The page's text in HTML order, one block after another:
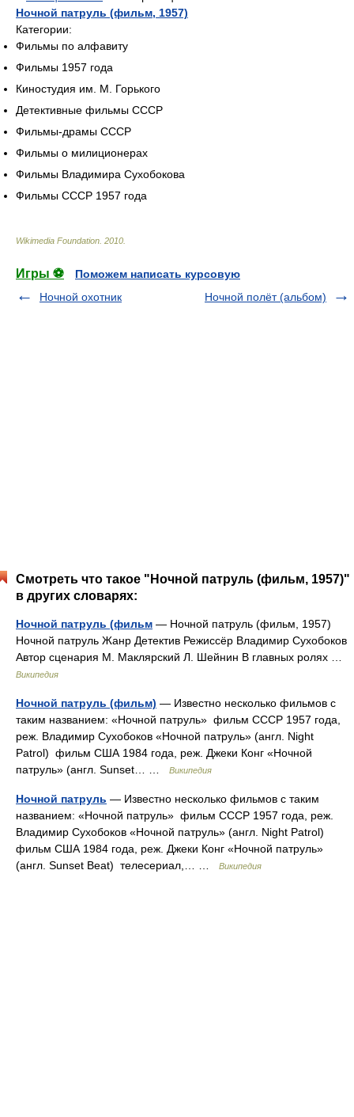
Ночной патруль (фильм, 1957)
Категории:
Фильмы по алфавиту
Фильмы 1957 года
Киностудия им. М. Горького
Детективные фильмы СССР
Фильмы-драмы СССР
Фильмы о милиционерах
Фильмы Владимира Сухобокова
Фильмы СССР 1957 года
Wikimedia Foundation 2010
Игры ⚽
Поможем написать курсовую
Ночной охотник
Ночной полёт (альбом)
Смотреть что такое "Ночной патруль (фильм, 1957)"
в других словарях:
Ночной патруль (фильм — Ночной патруль (фильм, 1957)
Ночной патруль Жанр Детектив Режиссёр Владимир Сухобоков
Автор сценария М. Маклярский Л. Шейнин В главных ролях …
Википедия
Ночной патруль (фильм) — Известно несколько фильмов с
таким названием: «Ночной патруль» фильм СССР 1957 года,
реж. Владимир Сухобоков «Ночной патруль» (англ. Night
Patrol) фильм США 1984 года, реж. Джеки Конг «Ночной
патруль» (англ. Sunset… …
Википедия
Ночной патруль — Известно несколько фильмов с таким
названием: «Ночной патруль» фильм СССР 1957 года, реж.
Владимир Сухобоков «Ночной патруль» (англ. Night Patrol)
фильм США 1984 года, реж. Джеки Конг «Ночной патруль»
(англ. Sunset Beat) телесериал,… …
Википедия